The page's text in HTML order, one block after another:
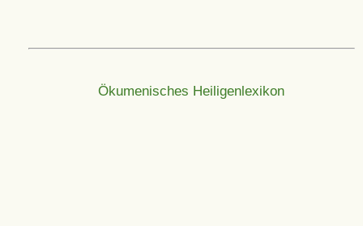
Ökumenisches Heiligenlexikon